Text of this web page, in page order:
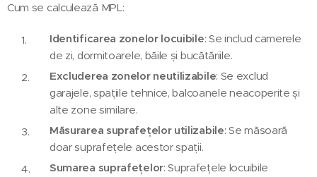
Cum se calculează MPL:
Identificarea zonelor locuibile: Se includ camerele
de zi, dormitoarele, băile și bucătăriile.
Excluderea zonelor neutilizabile: Se exclud
garajele, spațiile tehnice, balcoanele neacoperite și
alte zone similare.
Măsurarea suprafețelor utilizabile: Se măsoară
doar suprafețele acestor spații.
Sumarea suprafețelor: Suprafețele locuibile